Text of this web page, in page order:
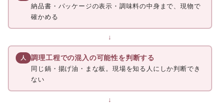
納品書・パッケージの表示・調味料の中身まで、現物で
確かめる
↓
人
調理工程での混入の可能性を判断する
同じ鍋・揚げ油・まな板。現場を知る人にしか判断でき
ない
↓